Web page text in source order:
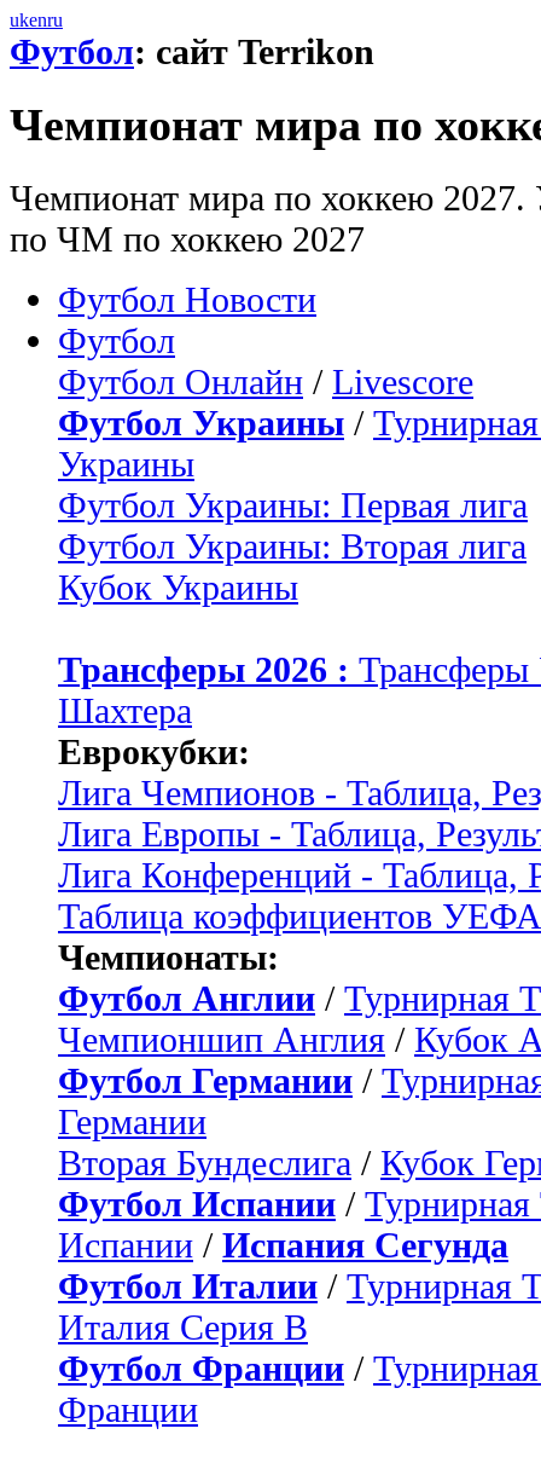
ukenru
Футбол: сайт Terrikon
Чемпионат мира по
Чемпионат мира по хоккею 2027.
по ЧМ по хоккею 2027
Футбол Новости
Футбол
Футбол Онлайн / Livescore
Футбол Украины /
Украины
Футбол Украины: Первая лига
Футбол Украины: Вторая лига
Кубок Украины
Трансферы 2026 :
Шахтера
Еврокубки:
Лига Чемпионов - Таблица,
Лига Европы - Таблица,
Лига Конференций - Таблица,
Таблица коэффициентов УЕФА
Чемпионаты:
Футбол Англии / Турнирная
Чемпионшип Англия / Кубок
Футбол Германии /
Германии
Вторая Бундеслига / Кубок
Футбол Испании / Турнирная
Испании / Испания Сегунда
Футбол Италии / Турнирная
Италия Серия B
Футбол Франции /
Франции